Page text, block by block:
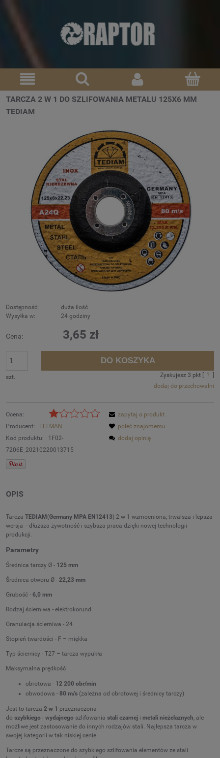
TARCZA 2 W 1 DO SZLIFOWANIA METALU 125X6 MM
TEDIAM
Dostępność:
duża ilość
Wysyłka w:
24 godziny
Cena: 3,65 zł
szt.
DO KOSZYKA
Zyskujesz 3 pkt [ ? ]
dodaj do przechowalni
Ocena:
Producent:
FELMAN
Kod produktu:
1F02-
7206E_20210220013715
zapytaj o produkt
poleć znajomemu
dodaj opinię
OPIS
Tarcza TEDIAM(Germany MPA EN12413) 2 w 1 wzmocniona, trwalsza i lepsza
wersja - dłuższa żywotność i szybsza praca dzięki nowej technologii
produkcji.
Parametry
Średnica tarczy Ø - 125 mm
Średnica otworu Ø - 22,23 mm
Grubość - 6,0 mm
Rodzaj ścierniwa - elektrokorund
Granulacja ścierniwa - 24
Stopień twardości - F – miękka
Typ ściernicy - T27 – tarcza wypukła
Maksymalna prędkość
obrotowa - 12 200 obr/min
obwodowa - 80 m/s (zależna od obrotowej i średnicy tarczy)
Jest to tarcza 2 w 1 przeznaczona
do szybkiego i wydajnego szlifowania stali czarnej i metali nieżelaznych , ale
możliwe jest zastosowanie do innych rodzajów stali. Najlepsza tarcza w
swojej kategorii w tak niskiej cenie.
Tarcze są przeznaczone do szybkiego szlifowania elementów ze stali